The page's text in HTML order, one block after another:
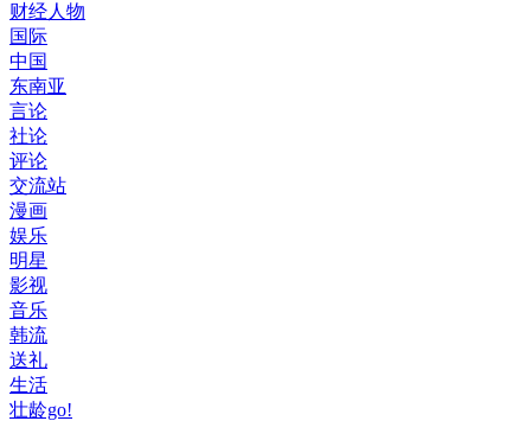
财经人物
国际
中国
东南亚
言论
社论
评论
交流站
漫画
娱乐
明星
影视
音乐
韩流
送礼
生活
壮龄go!